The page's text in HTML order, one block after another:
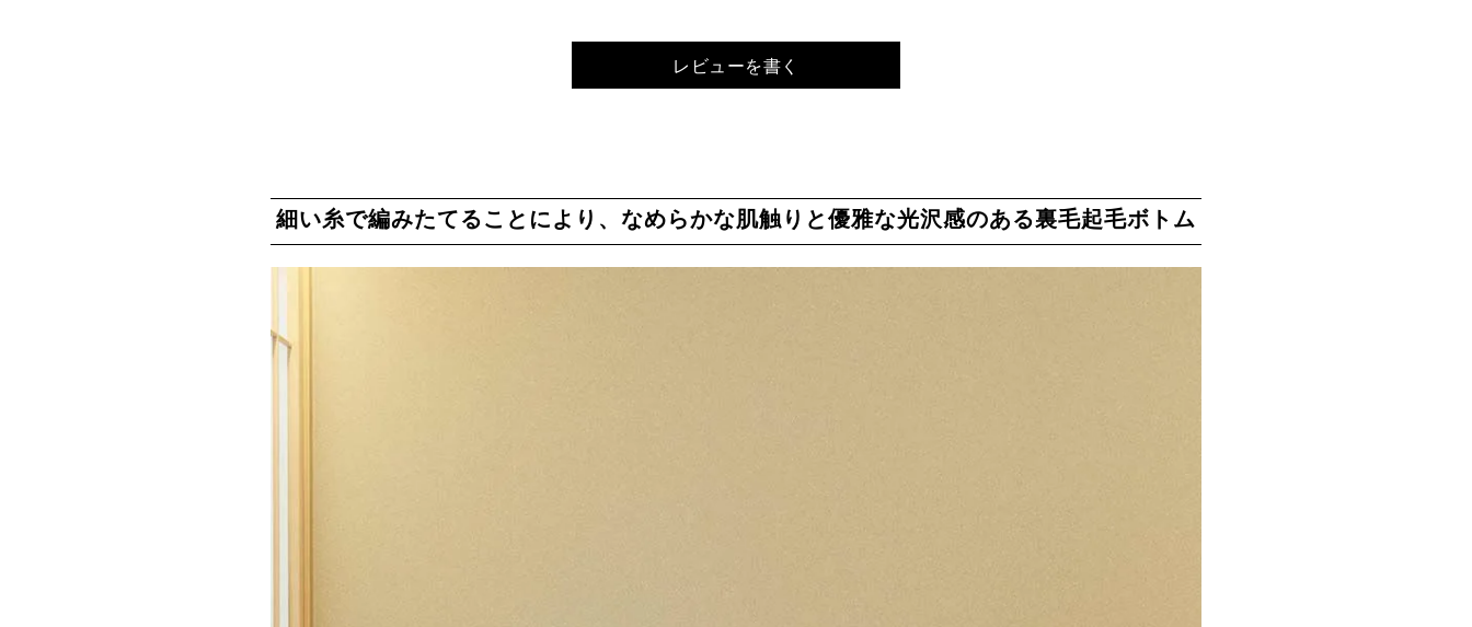
レビューを書く
細い糸で編みたてることにより、なめらかな肌触りと優雅な光沢感のある裏毛起毛ボトム